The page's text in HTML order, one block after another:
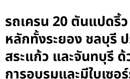
รถเครน 20 ตันแปดริ้
หลักทั้งระยอง ชลบุรี
สระแก้ว และจันทบุรี
การอบรมและมีใบเซอ